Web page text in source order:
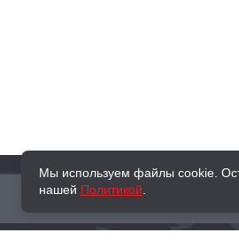
КНИГИ
Мы используем файлы cookie.
нашей Политикой